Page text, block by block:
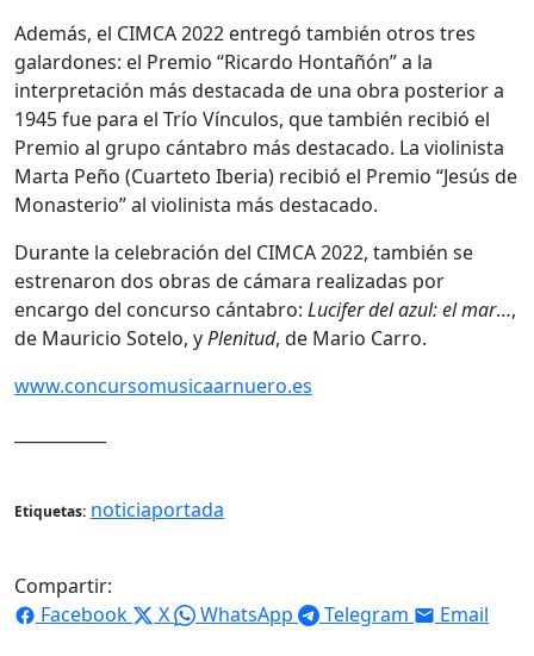
Además, el CIMCA 2022 entregó también otros tres
galardones: el Premio “Ricardo Hontañón” a la
interpretación más destacada de una obra posterior a
1945 fue para el Trío Vínculos, que también recibió el
Premio al grupo cántabro más destacado. La violinista
Marta Peño (Cuarteto Iberia) recibió el Premio “Jesús de
Monasterio” al violinista más destacado.
Durante la celebración del CIMCA 2022, también se
estrenaron dos obras de cámara realizadas por
encargo del concurso cántabro: Lucifer del azul: el mar…,
de Mauricio Sotelo, yPlenitud, de Mario Carro.
www.concursomusicaarnuero.es
Etiquetas: noticiaportada
Compartir:
Facebook
X WhatsApp Telegram Email